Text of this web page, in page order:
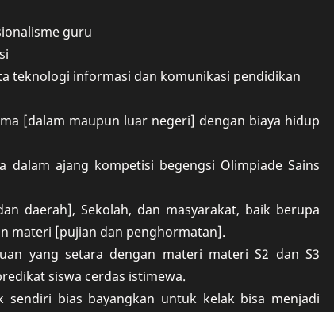
guru
teknologi informasi dan komunikasi pendidikan
[dalam maupun luar negeri] dengan biaya hidup
ajang kompetisi begengsi Olimpiade Sains
daerah], Sekolah, dan masyarakat, baik berupa
materi [pujian dan penghormatan].
yang setara dengan materi materi S2 dan S3
siswa cerdas istimewa.
sendiri bias bayangkan untuk kelak bisa menjadi